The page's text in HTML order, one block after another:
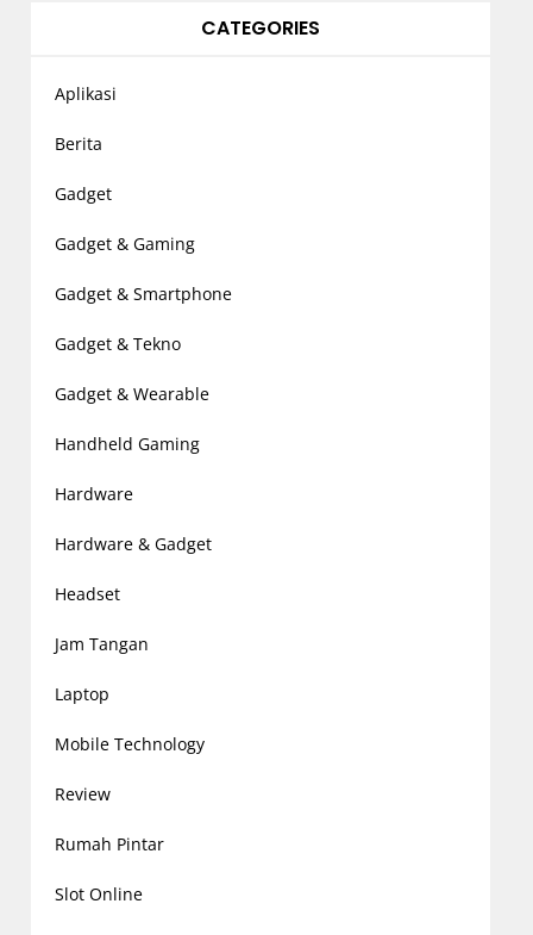
CATEGORIES
Aplikasi
Berita
Gadget
Gadget & Gaming
Gadget & Smartphone
Gadget & Tekno
Gadget & Wearable
Handheld Gaming
Hardware
Hardware & Gadget
Headset
Jam Tangan
Laptop
Mobile Technology
Review
Rumah Pintar
Slot Online